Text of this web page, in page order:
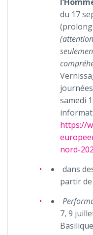
du 17
samedi
https://
nord-
dans
partir
7, 9